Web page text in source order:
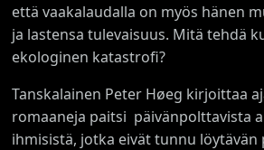
että vaakalaudalla on myös hänen
ja lastensa tulevaisuus. Mitä tehdä
ekologinen katastrofi?
Tanskalainen Peter Høeg kirjoittaa
romaaneja paitsi päivänpolttavista
ihmisistä, jotka eivät tunnu löytävän